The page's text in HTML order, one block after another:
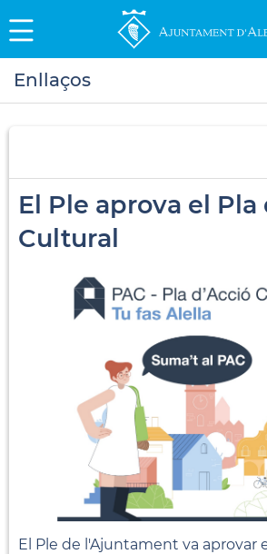
Enllaços
El Ple aprova el
Cultural
El Ple de l'Ajuntament va aprovar